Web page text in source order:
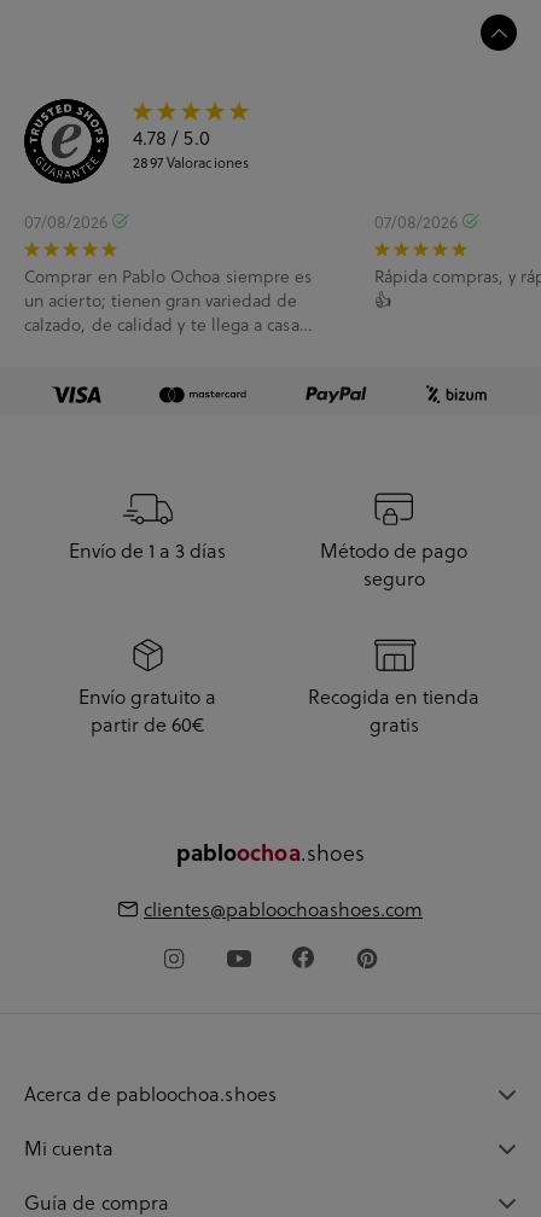
4.78 / 5.0
2897Valoraciones
07/08/2026
Comprar en Pablo Ochoa siempre es
un acierto; tienen gran variedad de
calzado, de calidad y te llega a casa
07/08/2026
Rápida compras, y
👍
Envío de 1 a 3 días
Método de pago
seguro
Envío gratuito a
partir de 60€
Recogida en tienda
gratis
pabloochoa.shoes
clientes@pabloochoashoes.com
Acerca de pabloochoa.shoes
Mi cuenta
Guía de compra